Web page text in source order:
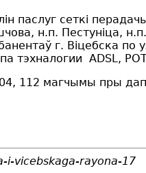
паслуг сеткі
н.п. Пестуніца,
г. Віцебска по
тэхналогии ADSL,
112 магчымы пры
i-vicebskaga-rayona-17